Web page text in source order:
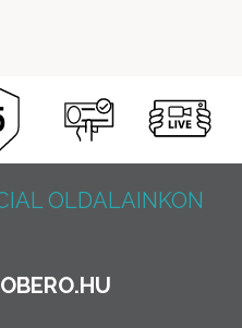
OLDALAINKON